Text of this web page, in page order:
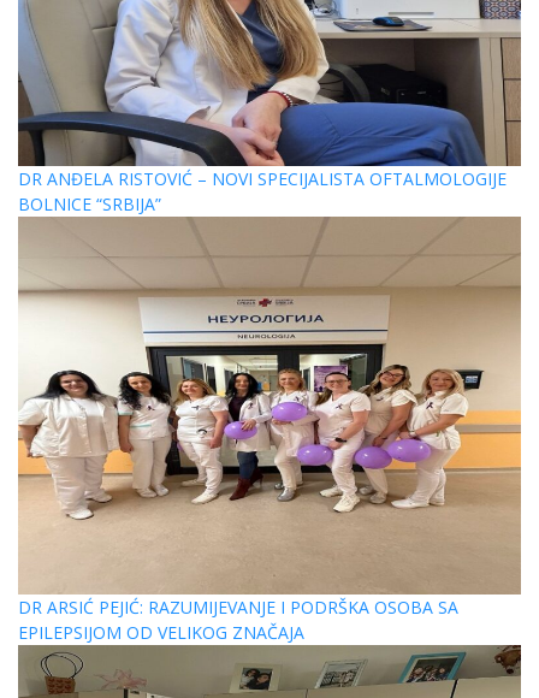
DR ANĐELA RISTOVIĆ – NOVI SPECIJALISTA OFTALMOLOGIJE
BOLNICE “SRBIJA”
DR ARSIĆ PEJIĆ: RAZUMIJEVANJE I PODRŠKA OSOBA SA
EPILEPSIJOM OD VELIKOG ZNAČAJA